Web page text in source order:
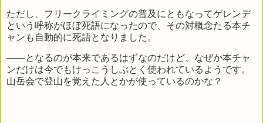
ただし、フリークライミングの普及にともなってゲレンデ
という呼称がほぼ死語になったので、その対概念たる本チ
ャンも自動的に死語となりました。
――となるのが本来であるはずなのだけど、なぜか本チャ
ンだけは今でもけっこうしぶとく使われているようです。
山岳会で登山を覚えた人とかが使っているのかな？